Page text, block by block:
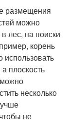
размещения
можно
лес, на поиски
корень
плоскость
несколько
не